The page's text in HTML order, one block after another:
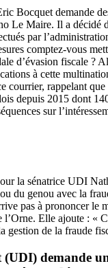
Bocquet demande
Le Maire. Il a décidé
par
comptez-vous
d’évasion fiscale ?
à cette
courrier, rappelant
depuis 2015 dont
sur
la sénatrice UDI
du genou avec la
pas à prononcer
l’Orne. Elle ajoute : «
gestion de la fraude
demande